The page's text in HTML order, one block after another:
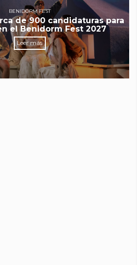
BENIDORM FEST
de 900 candidaturas para
el Benidorm Fest 2027
Leer más